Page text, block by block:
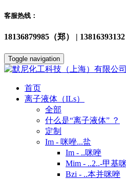
客服热线：
18136879985（郑） |
Toggle navigation
首页
离子液体（ILs）
全部
什么是“离子液体” ？
定制
Im - 咪唑...盐
Im - ..咪唑
Mim - ..2..-甲基
Bzi - ..本并咪唑